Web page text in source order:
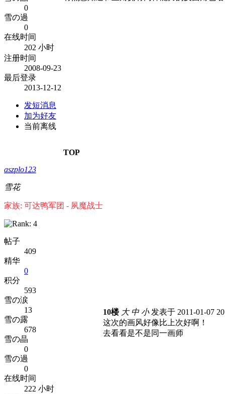
0
雪の過
0
在线时间
202 小时
注册时间
2008-09-23
最后登录
2013-12-12
发短消息
加为好友
当前离线
TOP
aszplo123
雪花
家族: 可达鸭军团 - 夙魔战士
帖子
409
精华
0
积分
593
雪の涙
13
雪の露
678
雪の晶
0
雪の過
0
在线时间
222 小时
10楼 大 中 小发表于 2011-01-07
这次的画风好像比上次好啊！
去看看是不是同一画师